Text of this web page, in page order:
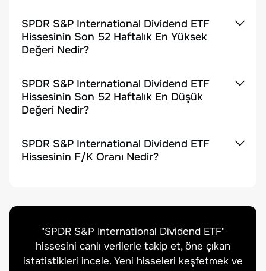
SPDR S&P International Dividend ETF
Hissesinin Son 52 Haftalık En Yüksek
Değeri Nedir?
SPDR S&P International Dividend ETF
Hissesinin Son 52 Haftalık En Düşük
Değeri Nedir?
SPDR S&P International Dividend ETF
Hissesinin F/K Oranı Nedir?
"SPDR S&P International Dividend ETF"
hissesini canlı verilerle takip et, öne çıkan
istatistikleri incele. Yeni hisseleri keşfetmek ve